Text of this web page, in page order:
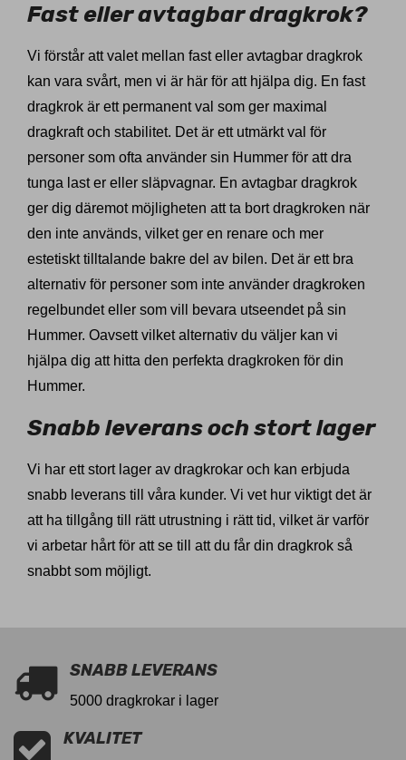
Fast eller avtagbar dragkrok?
Vi förstår att valet mellan fast eller avtagbar dragkrok
kan vara svårt, men vi är här för att hjälpa dig. En fast
dragkrok är ett permanent val som ger maximal
dragkraft och stabilitet. Det är ett utmärkt val för
personer som ofta använder sin Hummer för att dra
tunga last er eller släpvagnar. En avtagbar dragkrok
ger dig däremot möjligheten att ta bort dragkroken när
den inte används, vilket ger en renare och mer
estetiskt tilltalande bakre del av bilen. Det är ett bra
alternativ för personer som inte använder dragkroken
regelbundet eller som vill bevara utseendet på sin
Hummer. Oavsett vilket alternativ du väljer kan vi
hjälpa dig att hitta den perfekta dragkroken för din
Hummer.
Snabb leverans och stort lager
Vi har ett stort lager av dragkrokar och kan erbjuda
snabb leverans till våra kunder. Vi vet hur viktigt det är
att ha tillgång till rätt utrustning i rätt tid, vilket är varför
vi arbetar hårt för att se till att du får din dragkrok så
snabbt som möjligt.
SNABB LEVERANS
5000 dragkrokar i lager
KVALITET